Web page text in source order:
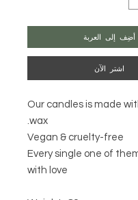
أضِف إلى العربة
اشترِ الآن
Our candles is made
wax.
Vegan & cruelty-free
Every single one of
with love